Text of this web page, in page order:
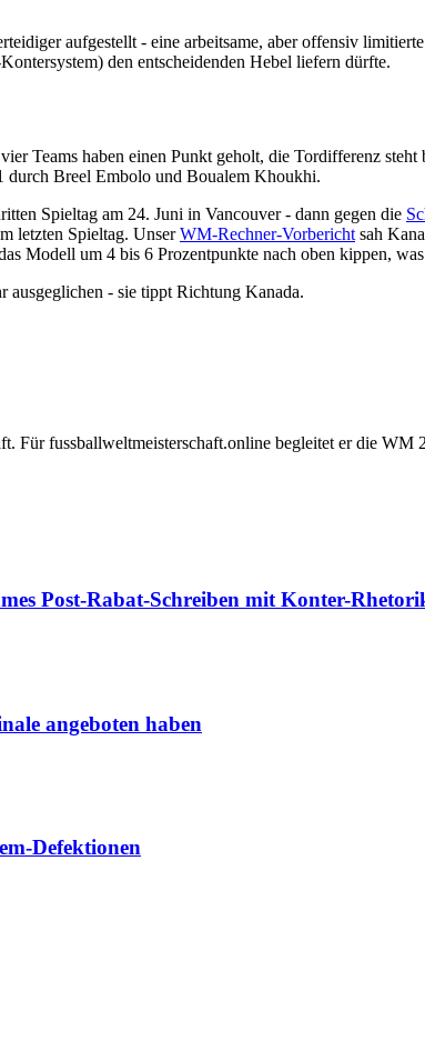
aufgestellt - eine arbeitsame, aber offensiv
den entscheidenden Hebel liefern dürfte.
Teams haben einen Punkt geholt, die Tordifferenz
durch Breel Embolo und Boualem Khoukhi.
Spieltag am 24. Juni in Vancouver - dann gegen die
letzten Spieltag. UnserWM-Rechner-Vorbericht sah
Modell um 4 bis 6 Prozentpunkte nach oben kippen,
ausgeglichen - sie tippt Richtung Kanada.
Für fussballweltmeisterschaft.online begleitet er die
Post-Rabat-Schreiben mit Konter-
angeboten haben
Defektionen